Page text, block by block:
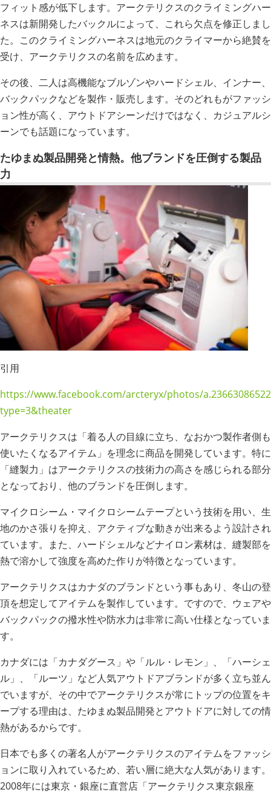
フィット感が低下します。アークテリクスのクライミングハー
ネスは新開発したバックルによって、これら欠点を修正しまし
た。このクライミングハーネスは地元のクライマーから絶賛を
受け、アークテリクスの名前を広めます。
その後、二人は高機能なブルゾンやハードシェル、インナー、
バックパックなどを製作・販売します。そのどれもがファッシ
ョン性が高く、アウトドアシーンだけではなく、カジュアルシ
ーンでも話題になっています。
たゆまぬ製品開発と情熱。他ブランドを圧倒する製品
力
引用
https://www.facebook.com/arcteryx/photos/
type=3&theater
アークテリクスは「着る人の目線に立ち、なおかつ製作者側も
使いたくなるアイテム」を理念に商品を開発しています。特に
「縫製力」はアークテリクスの技術力の高さを感じられる部分
となっており、他のブランドを圧倒します。
マイクロシーム・マイクロシームテープという技術を用い、生
地のかさ張りを抑え、アクティブな動きが出来るよう設計され
ています。また、ハードシェルなどナイロン素材は、縫製部を
熱で溶かして強度を高めた作りが特徴となっています。
アークテリクスはカナダのブランドという事もあり、冬山の登
頂を想定してアイテムを製作しています。ですので、ウェアや
バックパックの撥水性や防水力は非常に高い仕様となっていま
す。
カナダには「カナダグース」や「ルル・レモン」、「ハーシェ
ル」、「ルーツ」など人気アウトドアブランドが多く立ち並ん
でいますが、その中でアークテリクスが常にトップの位置をキ
ープする理由は、たゆまぬ製品開発とアウトドアに対しての情
熱があるからです。
日本でも多くの著名人がアークテリクスのアイテムをファッシ
ョンに取り入れているため、若い層に絶大な人気があります。
2008年には東京・銀座に直営店「アークテリクス東京銀座